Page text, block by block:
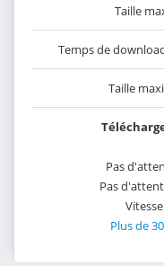
Taille
Temps de
Taille
Pas
Pas
Plus de